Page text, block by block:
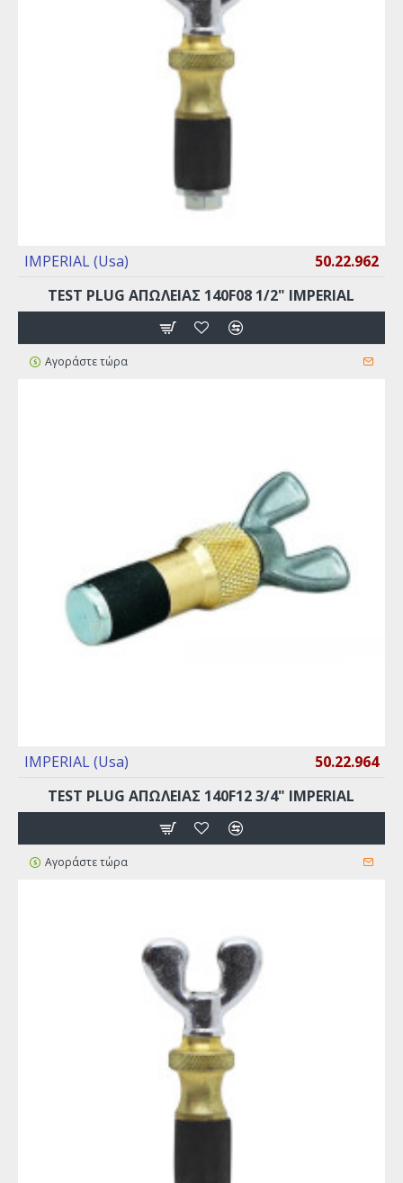
IMPERIAL (Usa)
50.22.962
TEST PLUG ΑΠΩΛΕΙΑΣ 140F08 1/2" IMPERIAL
Αγοράστε τώρα
IMPERIAL (Usa)
50.22.964
TEST PLUG ΑΠΩΛΕΙΑΣ 140F12 3/4" IMPERIAL
Αγοράστε τώρα